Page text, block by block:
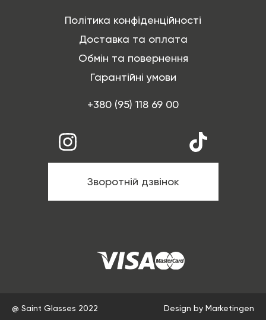
Політика конфіденційності
Доставка та оплата
Обмін та повернення
Гарантійні умови
+380 (95) 118 69 00
Зворотній дзвінок
@ Saint Glasses 2022 Design by Marketingen